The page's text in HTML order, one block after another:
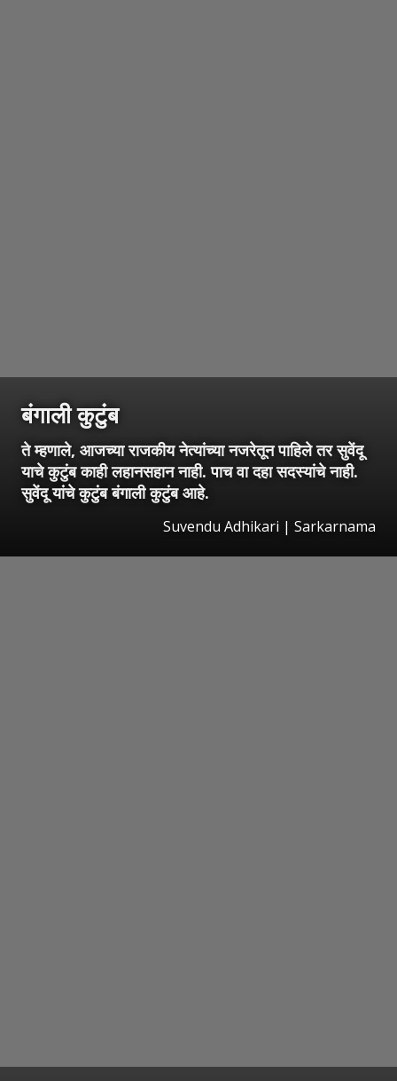
बंगाली कुटुंब
ते म्हणाले, आजच्या राजकीय नेत्यांच्या नजरेतून पाहिले तर सुवेंदू
याचे कुटुंब काही लहानसहान नाही. पाच वा दहा सदस्यांचे नाही.
सुवेंदू यांचे कुटुंब बंगाली कुटुंब आहे.
Suvendu Adhikari | Sarkarnama